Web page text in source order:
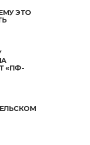
ЭТО
«ПФ-